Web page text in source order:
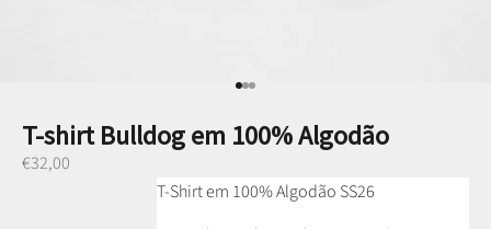
Ir para item 1
Ir para item 2
Ir para item 3
T-shirt Bulldog em 100% Algodão
Preço promocional
€32,00
T-Shirt em 100% Algodão SS26